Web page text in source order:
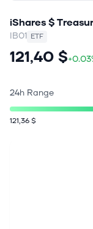
iShares $
IB01 ETF
121,40 $
24h Range
121,36 $